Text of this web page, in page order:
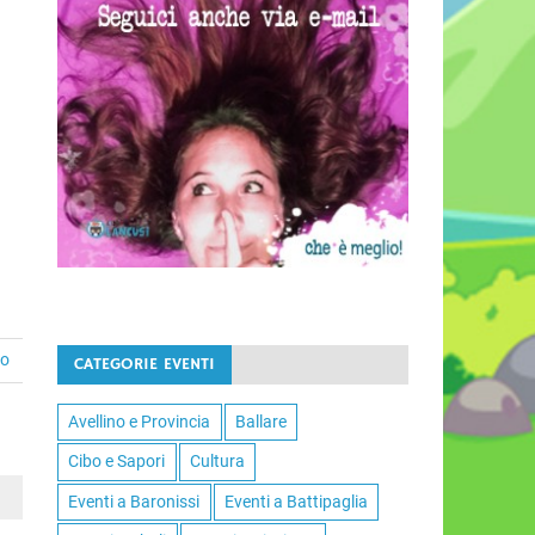
CATEGORIE EVENTI
Avellino e Provincia Ballare
Cibo e Sapori Cultura
Eventi a Baronissi Eventi a Battipaglia